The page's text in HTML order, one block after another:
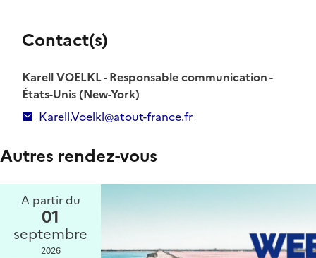
Contact(s)
Karell VOELKL - Responsable communication -
États-Unis (New-York)
Karell.Voelkl@atout-france.fr
Autres rendez-vous
A partir du
01
septembre
2026